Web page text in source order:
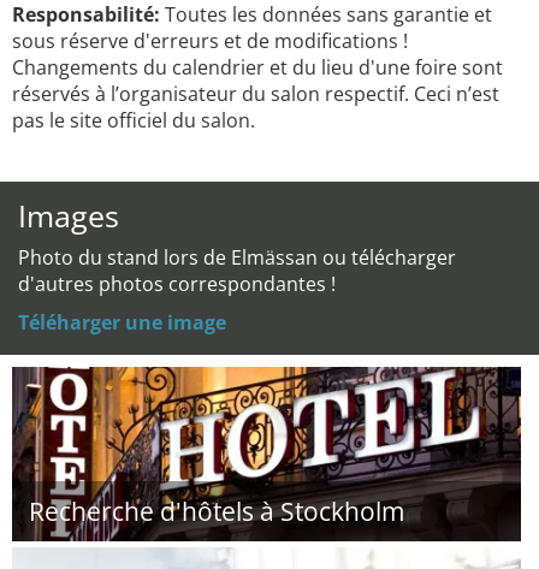
Responsabilité: Toutes les données sans garantie et
sous réserve d'erreurs et de modifications !
Changements du calendrier et du lieu d'une foire sont
réservés à l’organisateur du salon respectif. Ceci n’est
pas le site officiel du salon.
Images
Photo du stand lors de Elmässan ou télécharger
d'autres photos correspondantes !
Téléharger une image
Recherche d'hôtels à Stockholm